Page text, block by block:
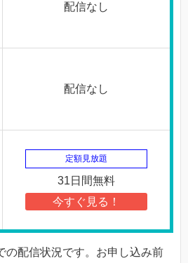
配信なし
配信なし
定額見放題
31日間無料
今すぐ見る！
の配信状況です。お申し込み前